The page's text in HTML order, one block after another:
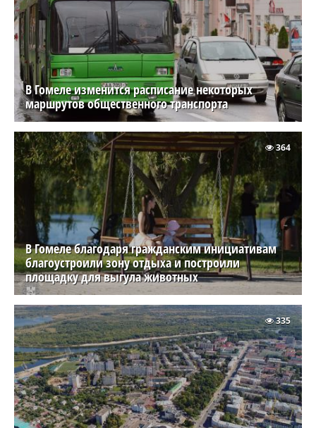
В Гомеле изменится расписание некоторых
маршрутов общественного транспорта
В Гомеле благодаря гражданским инициативам
благоустроили зону отдыха и построили
площадку для выгула животных
364
335